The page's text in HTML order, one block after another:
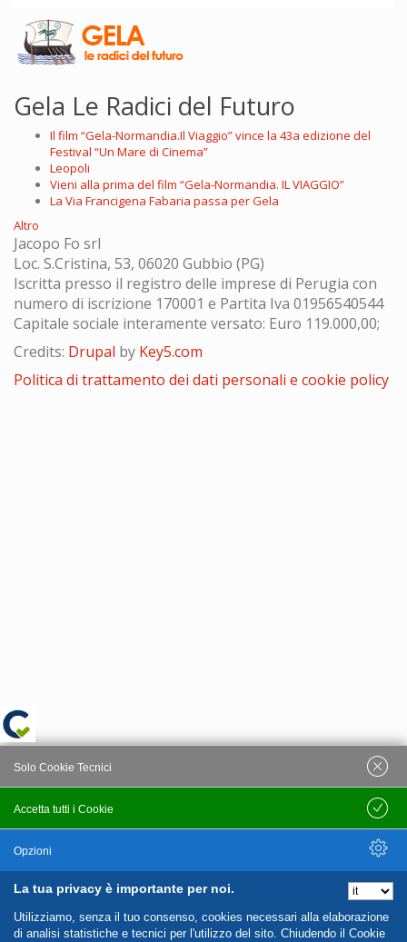
Gela Le Radici del Futuro
Il film “Gela-Normandia.Il Viaggio” vince la 43a edizione del
Festival “Un Mare di Cinema”
Leopoli
Vieni alla prima del film “Gela-Normandia. IL VIAGGIO”
La Via Francigena Fabaria passa per Gela
Altro
Jacopo Fo srl
Loc. S.Cristina, 53, 06020 Gubbio (PG)
Iscritta presso il registro delle imprese di Perugia con
numero di iscrizione 170001 e Partita Iva 01956540544
Capitale sociale interamente versato: Euro 119.000,00;
Credits: Drupal by Key5.com
Politica di trattamento dei dati personali e cookie policy
La tua privacy è importante per noi.
Utilizziamo, senza il tuo consenso, cookies necessari alla elaborazione
di analisi statistiche e tecnici per l'utilizzo del sito. Chiudendo il Cookie
Accetta tutti i Cookie
Solo Cookie Tecnici
Salva
Opzioni
Nascondi Opzioni